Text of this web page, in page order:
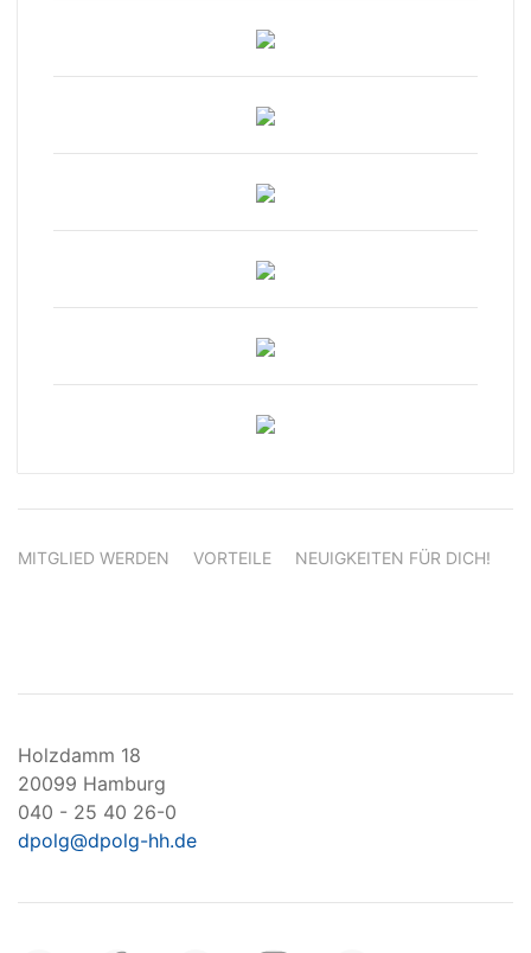
MITGLIED WERDEN VORTEILE NEUIGKEITEN FÜR DICH!
Holzdamm 18
20099 Hamburg
040 - 25 40 26-0
dpolg@dpolg-hh.de